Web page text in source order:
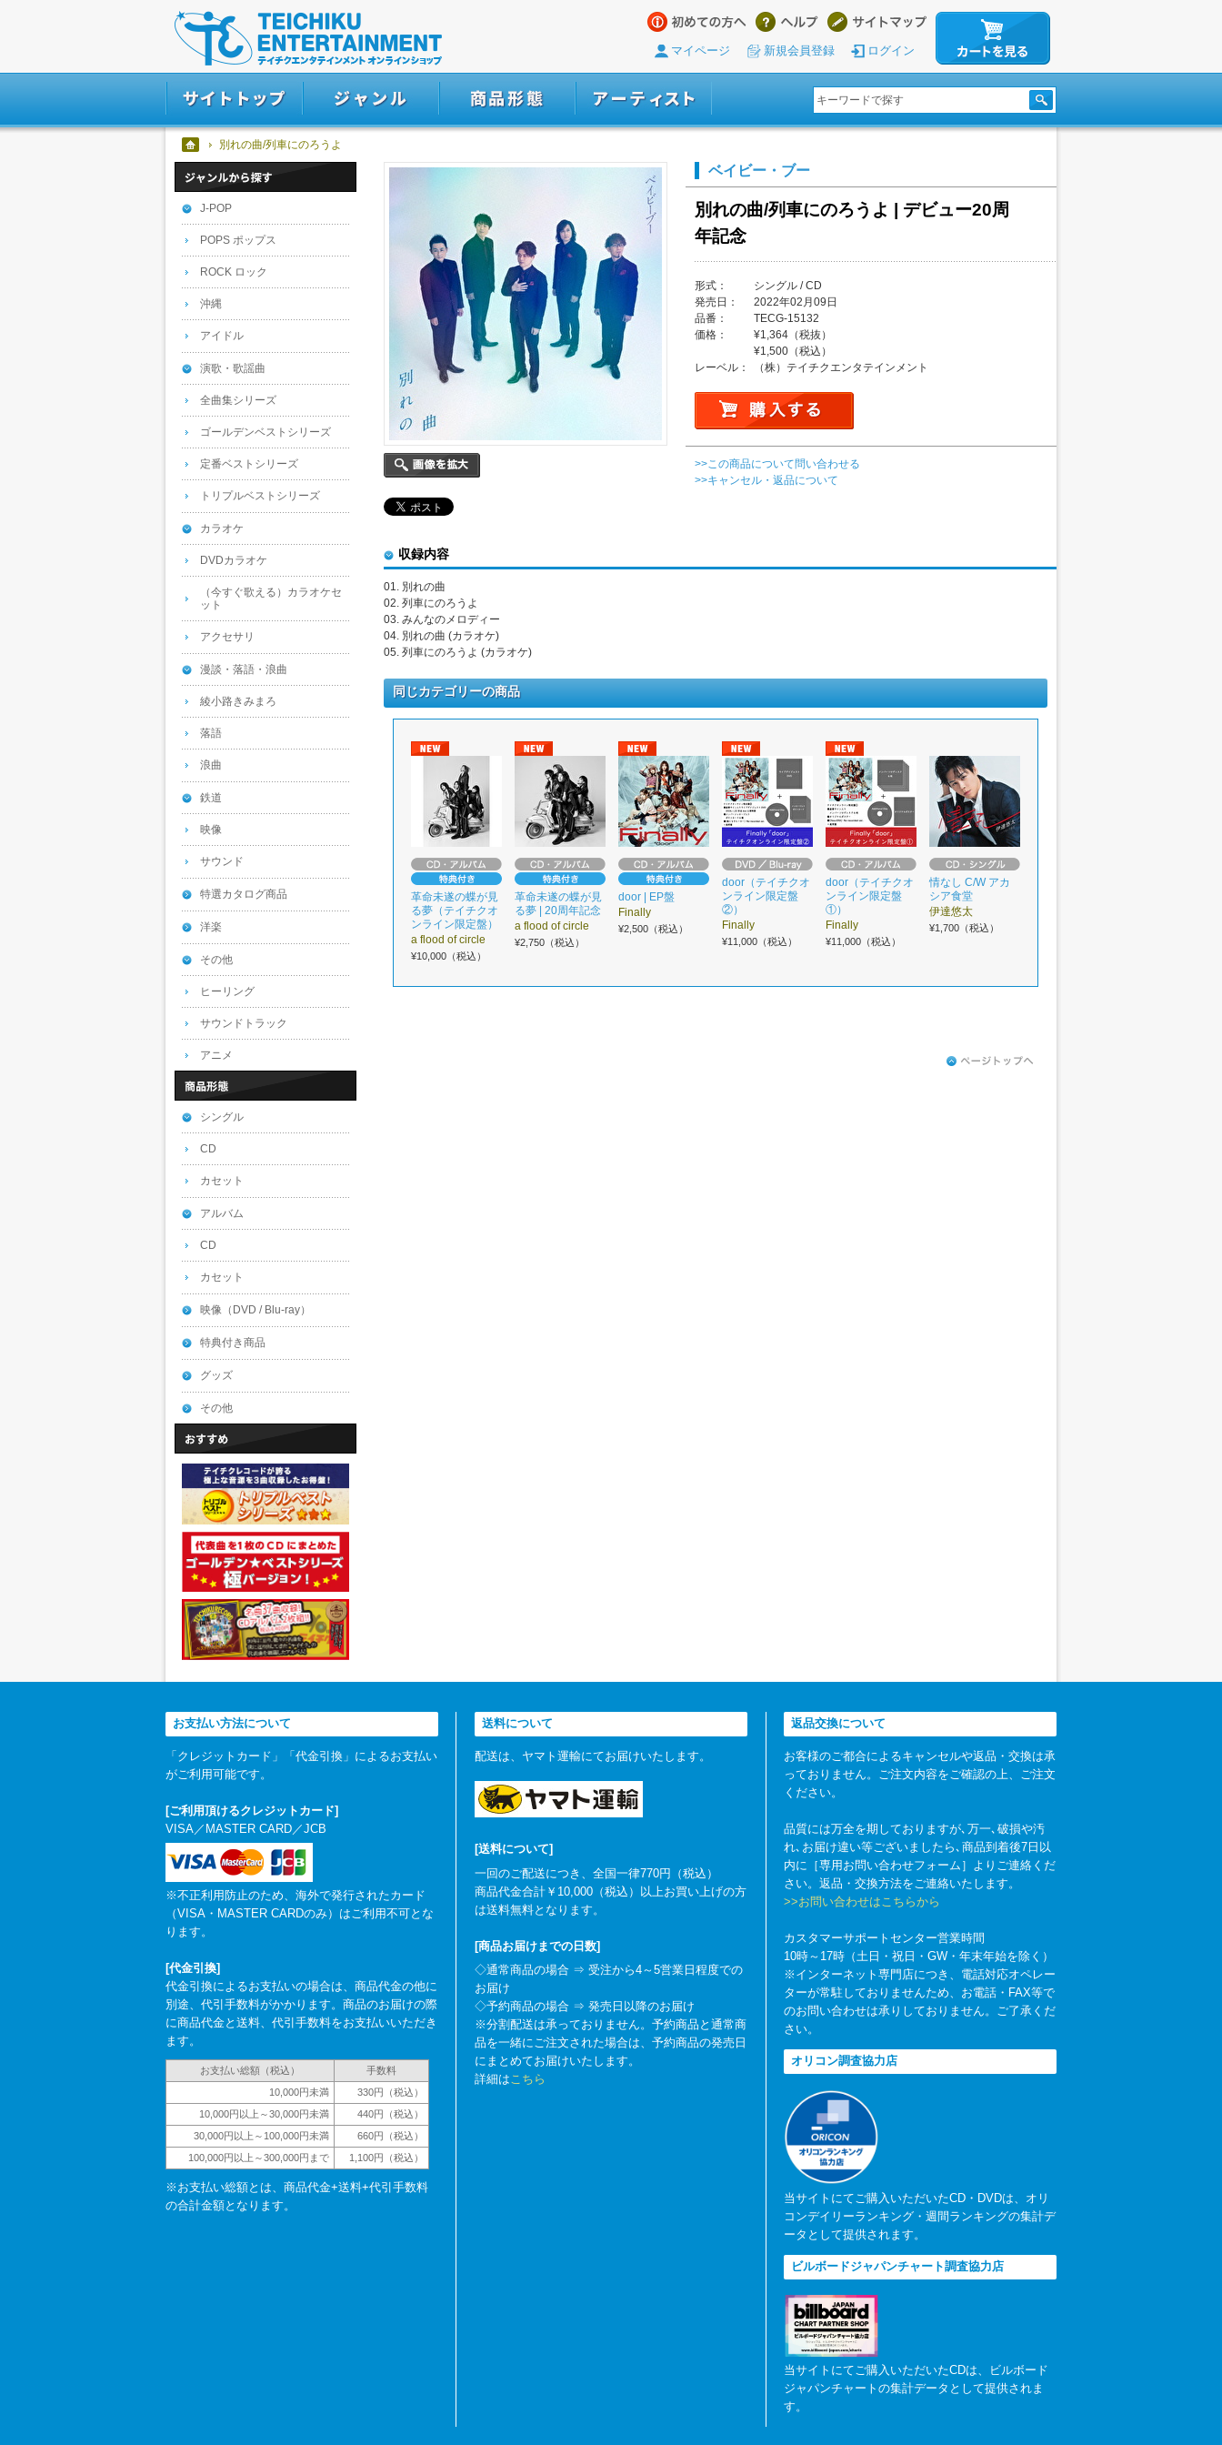
マイページ 新規会員登録 ログイン
別れの曲/列車にのろうよ
ベイビー・ブー
別れの曲/列車にのろうよ | デビュー20周
年記念
形式：
シングル / CD
発売日：
2022年02月09日
品番：
TECG-15132
価格：
¥1,364（税抜）
¥1,500（税込）
レーベル：
（株）テイチクエンタテインメント
>>この商品について問い合わせる
>>キャンセル・返品について
収録内容
01. 別れの曲
02. 列車にのろうよ
03. みんなのメロディー
04. 別れの曲 (カラオケ)
05. 列車にのろうよ (カラオケ)
同じカテゴリーの商品
革命未遂の蝶が見
る夢（テイチクオ
ンライン限定盤）
a flood of circle
¥10,000（税込）
革命未遂の蝶が見
る夢 | 20周年記念
a flood of circle
¥2,750（税込）
door | EP盤
Finally
¥2,500（税込）
door（テイチクオ
ンライン限定盤
②）
Finally
¥11,000（税込）
door（テイチクオ
ンライン限定盤
①）
Finally
¥11,000（税込）
情なし C/W アカ
シア食堂
伊達悠太
¥1,700（税込）
J-POP
POPS ポップス
ROCK ロック
沖縄
アイドル
演歌・歌謡曲
全曲集シリーズ
ゴールデンベストシリーズ
定番ベストシリーズ
トリプルベストシリーズ
カラオケ
DVDカラオケ
（今すぐ歌える）カラオケセ
ット
アクセサリ
漫談・落語・浪曲
綾小路きみまろ
落語
浪曲
鉄道
映像
サウンド
特選カタログ商品
洋楽
その他
ヒーリング
サウンドトラック
アニメ
シングル
CD
カセット
アルバム
CD
カセット
映像（DVD / Blu-ray）
特典付き商品
グッズ
その他
お支払い方法について
「クレジットカード」「代金引換」によるお支払い
がご利用可能です。
[ご利用頂けるクレジットカード]
VISA／MASTER CARD／JCB
※不正利用防止のため、海外で発行されたカード
（VISA・MASTER CARDのみ）はご利用不可とな
ります。
[代金引換]
代金引換によるお支払いの場合は、商品代金の他に
別途、代引手数料がかかります。商品のお届けの際
に商品代金と送料、代引手数料をお支払いいただき
ます。
お支払い総額（税込）
手数料
10,000円未満
330円（税込）
10,000円以上～30,000円未満
440円（税込）
30,000円以上～100,000円未満
660円（税込）
100,000円以上～300,000円まで
1,100円（税込）
※お支払い総額とは、商品代金+送料+代引手数料
の合計金額となります。
送料について
配送は、ヤマト運輸にてお届けいたします。
[送料について]
一回のご配送につき、全国一律770円（税込）
商品代金合計￥10,000（税込）以上お買い上げの方
は送料無料となります。
[商品お届けまでの日数]
◇通常商品の場合 ⇒ 受注から4～5営業日程度での
お届け
◇予約商品の場合 ⇒ 発売日以降のお届け
※分割配送は承っておりません。予約商品と通常商
品を一緒にご注文された場合は、予約商品の発売日
にまとめてお届けいたします。
詳細はこちら
返品交換について
お客様のご都合によるキャンセルや返品・交換は承
っておりません。ご注文内容をご確認の上、ご注文
ください。
品質には万全を期しておりますが､万一､破損や汚
れ､お届け違い等ございましたら､商品到着後7日以
内に［専用お問い合わせフォーム］よりご連絡くだ
さい。返品・交換方法をご連絡いたします。
>>お問い合わせはこちらから
カスタマーサポートセンター営業時間
10時～17時（土日・祝日・GW・年末年始を除く）
※インターネット専門店につき、電話対応オペレー
ターが常駐しておりませんため、お電話・FAX等で
のお問い合わせは承りしておりません。ご了承くだ
さい。
オリコン調査協力店
当サイトにてご購入いただいたCD・DVDは、オリ
コンデイリーランキング・週間ランキングの集計デ
ータとして提供されます。
ビルボードジャパンチャート調査協力店
当サイトにてご購入いただいたCDは、ビルボード
ジャパンチャートの集計データとして提供されま
す。